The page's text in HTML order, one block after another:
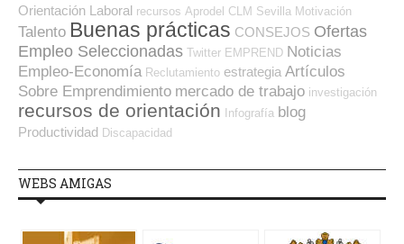
Orientación Laboral recursos Aprodel CLM Sevilla Motivación
Talento Buenas prácticas CONSEJOS Ofertas
Empleo Seleccionadas Twitter EMPREND Noticias
Empleo-Economía Reclutamiento estrategia Artículos
Sobre Emprendimiento mercado de trabajo investigación
recursos de orientación Infografía blog
Productividad Discapacidad
WEBS AMIGAS